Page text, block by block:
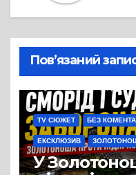
Пов’язаний
TV СЮЖЕТ БЕЗ
ЕКСКЛЮЗИВ
У